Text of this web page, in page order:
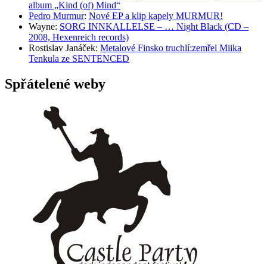
album „Kind (of) Mind“
Pedro Murmur: Nové EP a klip kapely MURMUR!
Wayne: SORG INNKALLELSE – … Night Black (CD –
2008, Hexenreich records)
Rostislav Janáček: Metalové Finsko truchlí:zemřel Miika
Tenkula ze SENTENCED
Spřátelené weby